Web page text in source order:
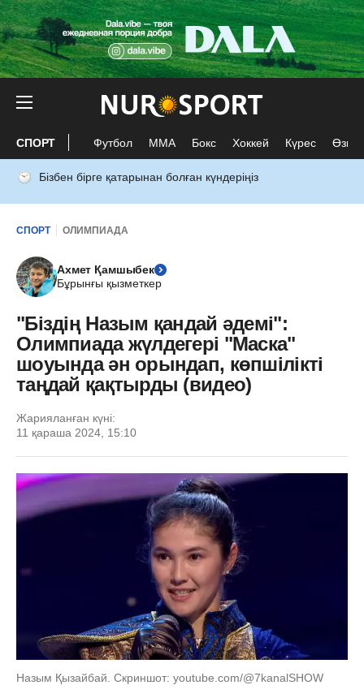
СПОРТ Футбол ММА Бокс Хоккей Күрес Өзге
Бізбен бірге қатарынан болған күндеріңіз
СПОРТ ОЛИМПИАДА
Ахмет Қамшыбек
Бұрынғы қызметкер
"Біздің Назым қандай әдемі":
Олимпиада жүлдегері "Маска"
шоуында ән орындап, көпшілікті
таңдай қақтырды (видео)
Жарияланған күні:
11 қараша 2024, 15:10
Назым Қызайбай. Скриншот: youtube.com/@7kanalSHOW